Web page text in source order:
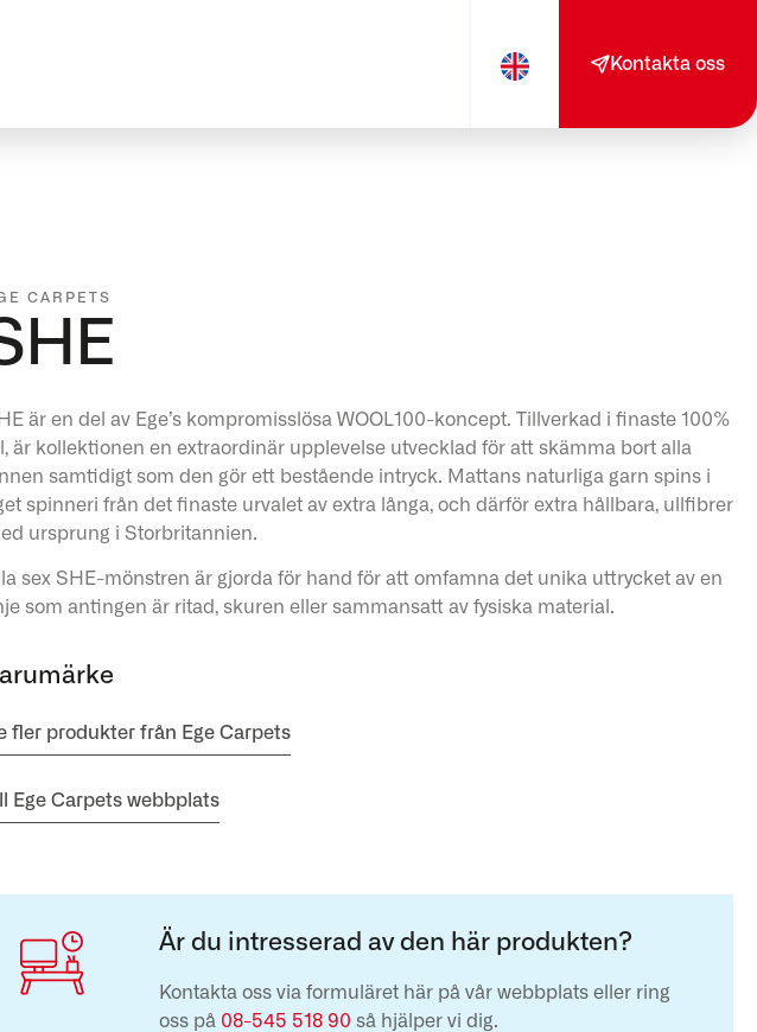
Kontakta oss
CARPETS
är en del av Ege’s kompromisslösa WOOL100-koncept. Tillverkad i finaste 100%
är kollektionen en extraordinär upplevelse utvecklad för att skämma bort alla
samtidigt som den gör ett bestående intryck. Mattans naturliga garn spins i
spinneri från det finaste urvalet av extra långa, och därför extra hållbara, ullfibrer
ursprung i Storbritannien.
sex SHE-mönstren är gjorda för hand för att omfamna det unika uttrycket av en
som antingen är ritad, skuren eller sammansatt av fysiska material.
fler produkter från Ege Carpets
Ege Carpets webbplats
Är du intresserad av den här produkten?
Kontakta oss via formuläret här på vår webbplats eller ring
oss på 08-545 518 90 så hjälper vi dig.